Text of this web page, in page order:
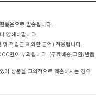
통운으로 발송됩니다.
양해바랍니다.
적립금 제외한 금액) 적용됩니다.
원이 부과됩니다. (무료배송,교환/반품
어 상품을 고의적으로 훼손하시는 경우